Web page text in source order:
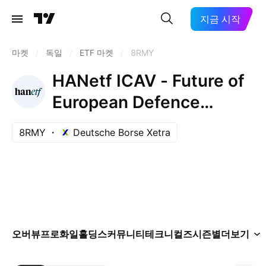
지금 시작
마켓 독일 ETF 마켓 8RMY
HANetf ICAV - Future of
European Defence
Screened UCITS ETF
8RMY Deutsche Borse Xetra
오버뷰프로화일홀딩스커뮤니티테크니컬즈시즌별더보기